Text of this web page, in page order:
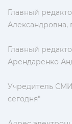
Главный
Александровна,
Главный
Арендаренко
Учредитель
сегодня"